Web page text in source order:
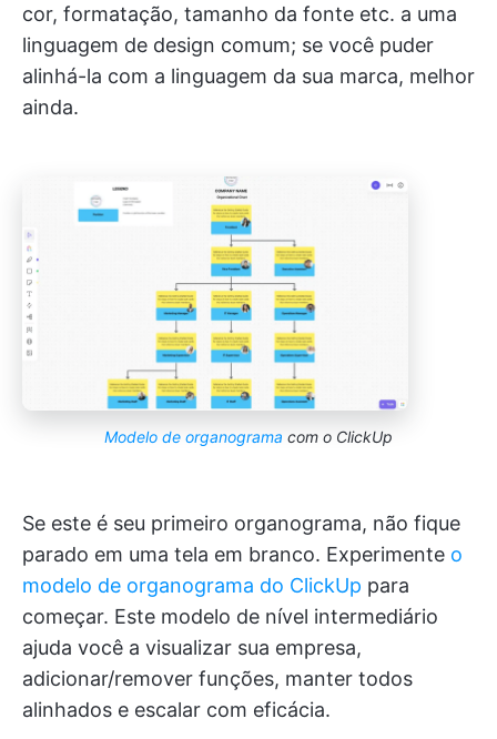
cor, formatação, tamanho da fonte etc. a uma
linguagem de design comum; se você puder
alinhá-la com a linguagem da sua marca, melhor
ainda.
Modelo de organograma com o ClickUp
Se este é seu primeiro organograma, não fique
parado em uma tela em branco. Experimente o
modelo de organograma do ClickUp para
começar. Este modelo de nível intermediário
ajuda você a visualizar sua empresa,
adicionar/remover funções, manter todos
alinhados e escalar com eficácia.